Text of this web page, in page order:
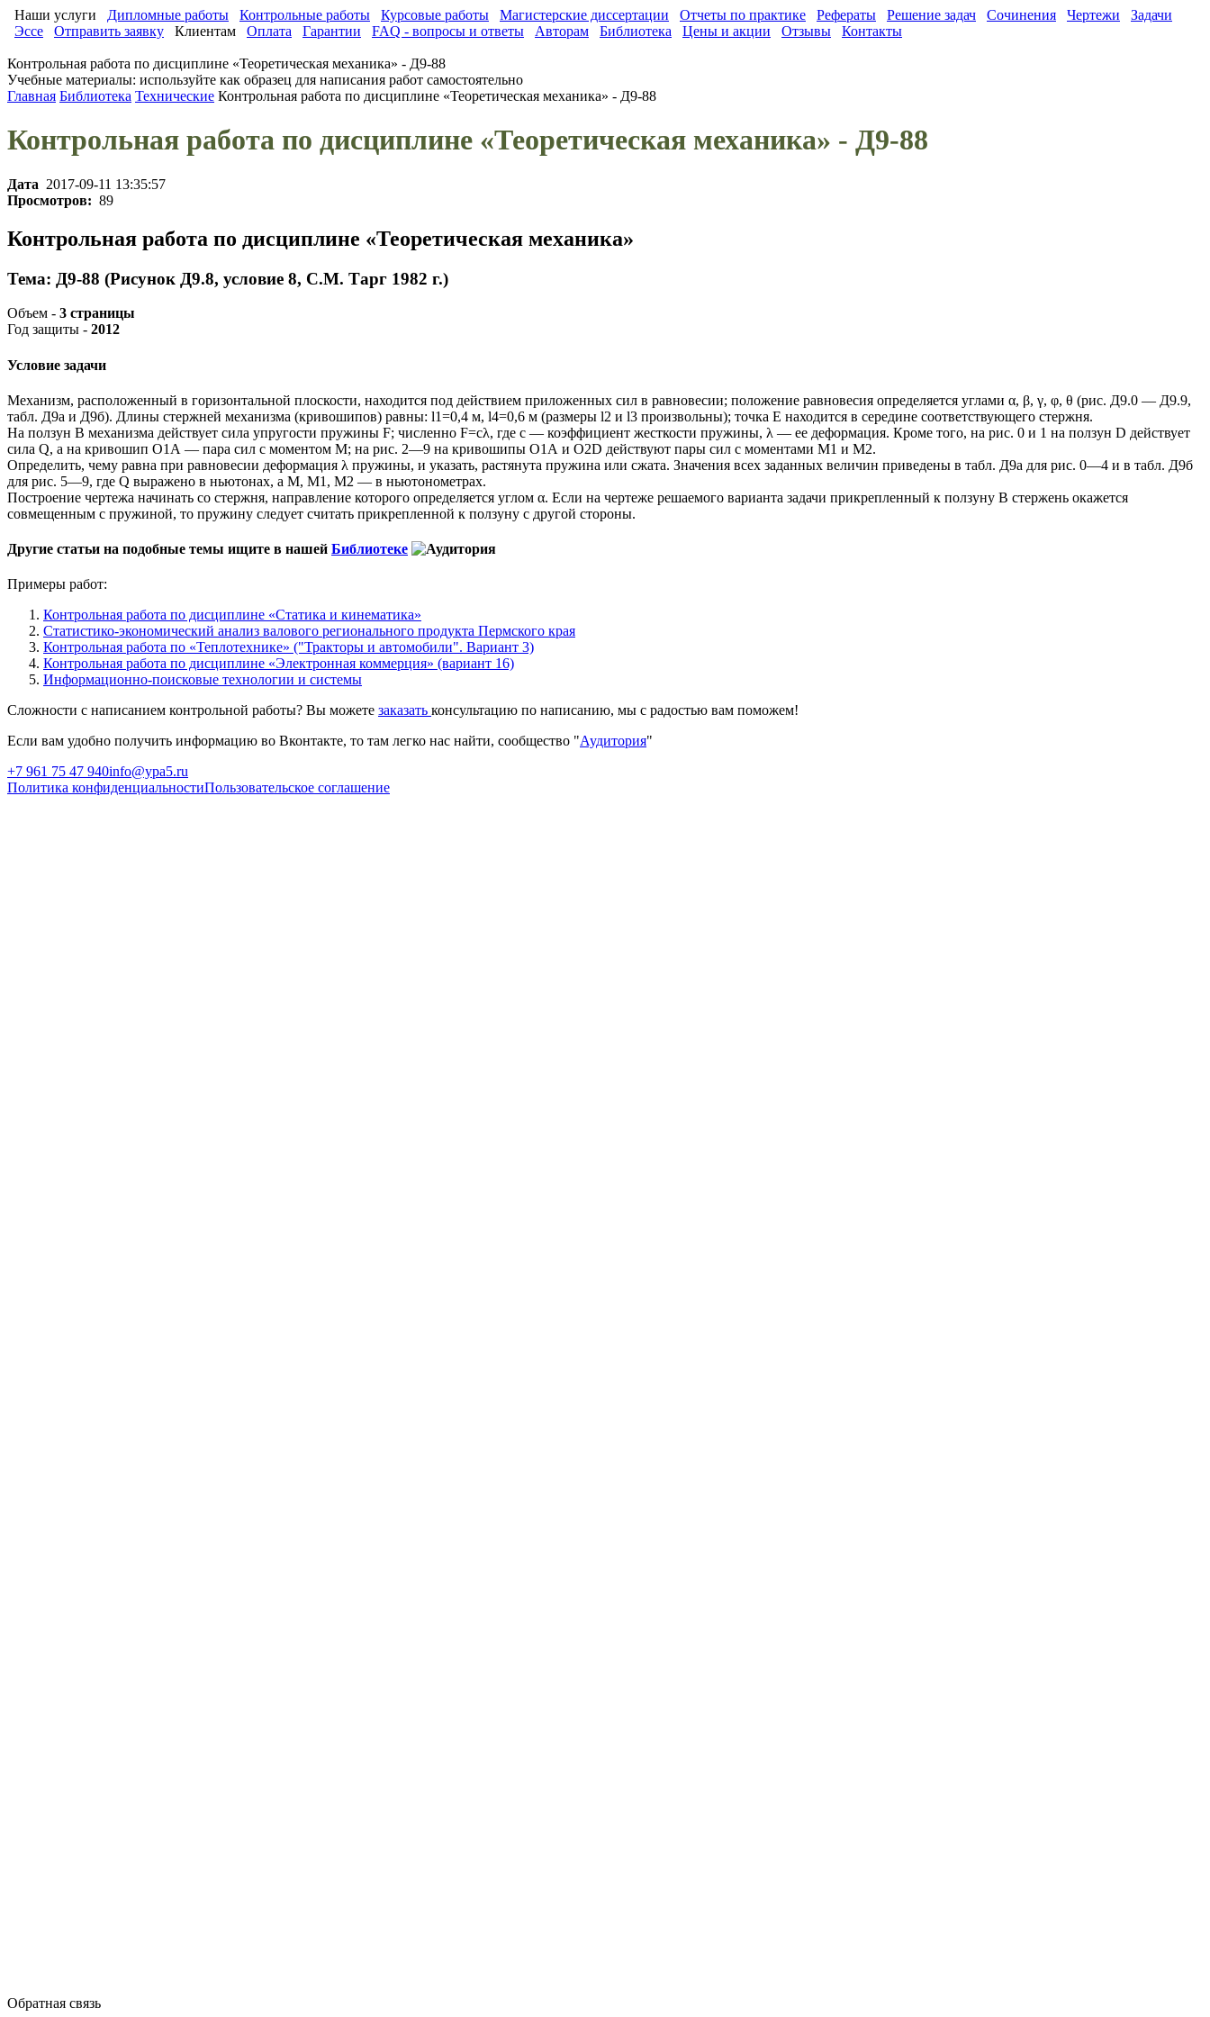
Наши услуги Дипломные работы Контрольные работы Курсовые работы Магистерские диссертации Отчеты по практике Рефераты Решение задач Сочинения Чертежи
Задачи
Эссе
Отправить заявку Клиентам Оплата Гарантии FAQ - вопросы и ответы Авторам Библиотека Цены и акции Отзывы Контакты
Контрольная работа по дисциплине «Теоретическая механика» - Д9-88
Учебные материалы: используйте как образец для написания работ самостоятельно
Главная Библиотека Технические Контрольная работа по дисциплине «Теоретическая механика» - Д9-88
Контрольная работа по дисциплине «Теоретическая механика» - Д9-88
Дата 2017-09-11 13:35:57
Просмотров: 89
Контрольная работа по дисциплине «Теоретическая механика»
Тема: Д9-88 (Рисунок Д9.8, условие 8, С.М. Тарг 1982 г.)
Объем - 3 страницы
Год защиты - 2012
Условие задачи
Механизм, расположенный в горизонтальной плоскости, находится под действием приложенных сил в равновесии; положение равновесия определяется углами α, β, γ, φ, θ (рис. Д9.0 — Д9.9,
табл. Д9а и Д9б). Длины стержней механизма (кривошипов) равны: l1=0,4 м, l4=0,6 м (размеры l2 и l3 произвольны); точка Е находится в середине соответствующего стержня.
На ползун В механизма действует сила упругости пружины F; численно F=сλ, где с — коэффициент жесткости пружины, λ — ее деформация. Кроме того, на рис. 0 и 1 на ползун D действует
сила Q, а на кривошип O1А — пара сил с моментом М; на рис. 2—9 на кривошипы O1А и O2D действуют пары сил с моментами М1 и M2.
Определить, чему равна при равновесии деформация λ пружины, и указать, растянута пружина или сжата. Значения всех заданных величин приведены в табл. Д9а для рис. 0—4 и в табл. Д9б
для рис. 5—9, где Q выражено в ньютонах, а М, М1, М2 — в ньютонометрах.
Построение чертежа начинать со стержня, направление которого определяется углом α. Если на чертеже решаемого варианта задачи прикрепленный к ползуну В стержень окажется
совмещенным с пружиной, то пружину следует считать прикрепленной к ползуну с другой стороны.
Другие статьи на подобные темы ищите в нашей Библиотеке
Примеры работ:
Контрольная работа по дисциплине «Статика и кинематика»
Статистико-экономический анализ валового регионального продукта Пермского края
Контрольная работа по «Теплотехнике» ("Тракторы и автомобили". Вариант 3)
Контрольная работа по дисциплине «Электронная коммерция» (вариант 16)
Информационно-поисковые технологии и системы
Сложности с написанием контрольной работы? Вы можете заказать консультацию по написанию, мы с радостью вам поможем!
Если вам удобно получить информацию во Вконтакте, то там легко нас найти, сообщество "Аудитория"
+7 961 75 47 940info@ypa5.ru
Политика конфиденциальностиПользовательское соглашение
Обратная связь